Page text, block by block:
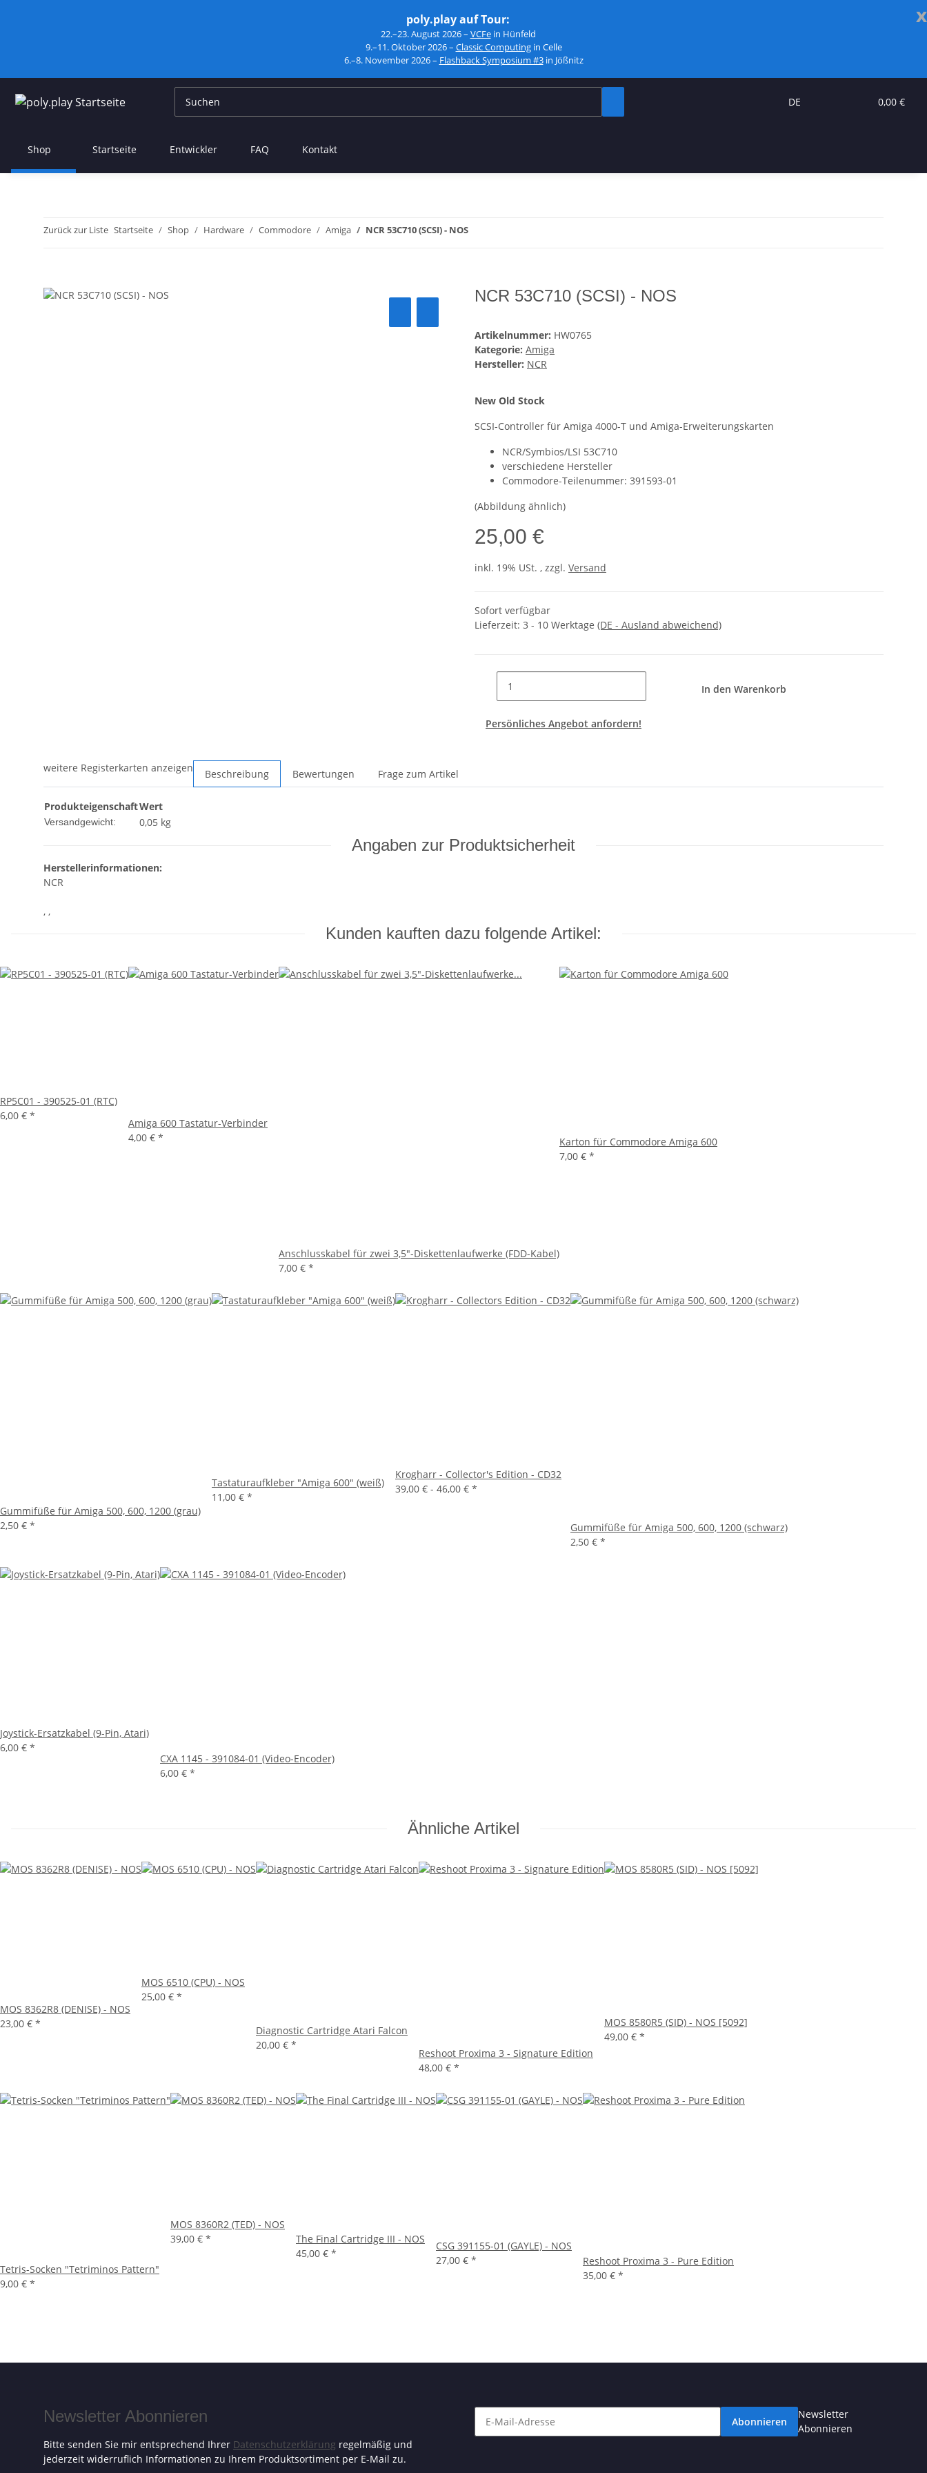
x
poly.play auf Tour:
22.–23. August 2026 – VCFein Hünfeld
9.–11. Oktober 2026 – Classic Computingin Celle
6.–8. November 2026 – Flashback Symposium #3in Jößnitz
DE 0,00 €
Shop Startseite Entwickler FAQ Kontakt
Zurück zur Liste Startseite Shop Hardware Commodore Amiga NCR 53C710 (SCSI) - NOS
NCR 53C710 (SCSI) - NOS
Artikelnummer: HW0765
Kategorie: Amiga
Hersteller: NCR
New Old Stock
SCSI-Controller für Amiga 4000-T und Amiga-Erweiterungskarten
NCR/Symbios/LSI 53C710
verschiedene Hersteller
Commodore-Teilenummer: 391593-01
(Abbildung ähnlich)
25,00 €
inkl. 19% USt. , zzgl. Versand
Sofort verfügbar
Lieferzeit: 3 - 10 Werktage (DE - Ausland abweichend)
In den Warenkorb
Persönliches Angebot anfordern!
weitere Registerkarten anzeigen Beschreibung Bewertungen Frage zum Artikel
ProdukteigenschaftWert
Versandgewicht: 0,05 kg
Angaben zur Produktsicherheit
Herstellerinformationen:
NCR
, ,
Kunden kauften dazu folgende Artikel:
RP5C01 - 390525-01 (RTC)
6,00 € *
Amiga 600 Tastatur-Verbinder
4,00 € *
Anschlusskabel für zwei 3,5"-Diskettenlaufwerke (FDD-Kabel)
7,00 € *
Karton für Commodore Amiga 600
7,00 € *
Gummifüße für Amiga 500, 600, 1200 (grau)
2,50 € *
Tastaturaufkleber "Amiga 600" (weiß)
11,00 € *
Krogharr - Collector's Edition - CD32
39,00 € - 46,00 € *
Gummifüße für Amiga 500, 600, 1200 (schwarz)
2,50 € *
Joystick-Ersatzkabel (9-Pin, Atari)
6,00 € *
CXA 1145 - 391084-01 (Video-Encoder)
6,00 € *
Ähnliche Artikel
MOS 8362R8 (DENISE) - NOS
23,00 € *
MOS 6510 (CPU) - NOS
25,00 € *
Diagnostic Cartridge Atari Falcon
20,00 € *
Reshoot Proxima 3 - Signature Edition
48,00 € *
MOS 8580R5 (SID) - NOS [5092]
49,00 € *
Tetris-Socken "Tetriminos Pattern"
9,00 € *
MOS 8360R2 (TED) - NOS
39,00 € *
The Final Cartridge III - NOS
45,00 € *
CSG 391155-01 (GAYLE) - NOS
27,00 € *
Reshoot Proxima 3 - Pure Edition
35,00 € *
Newsletter Abonnieren
Bitte senden Sie mir entsprechend Ihrer Datenschutzerklärung regelmäßig und
jederzeit widerruflich Informationen zu Ihrem Produktsortiment per E-Mail zu.
Abonnieren
Newsletter
Abonnieren